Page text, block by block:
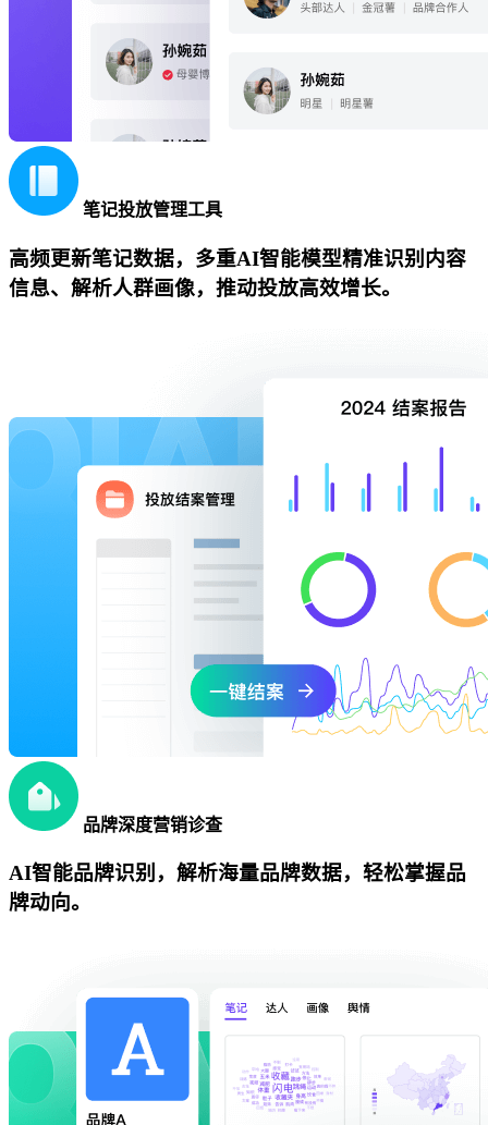
笔记投放管理工具
高频更新笔记数据，多重AI智能模型精准识别内容
信息、解析人群画像，推动投放高效增长。
品牌深度营销诊查
AI智能品牌识别，解析海量品牌数据，轻松掌握品
牌动向。